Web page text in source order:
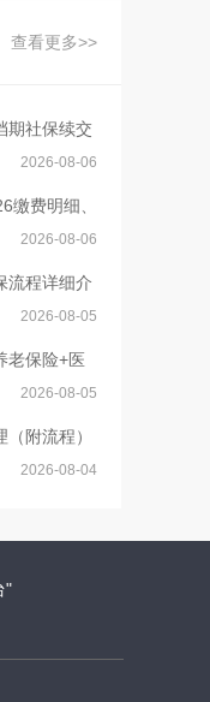
查看更多>>
期社保续交
2026-08-06
缴费明细、
2026-08-06
流程详细介
2026-08-05
老保险+医
2026-08-05
附流程）
2026-08-04
"